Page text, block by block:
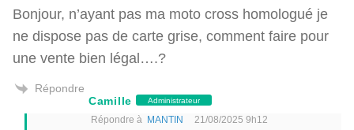
Bonjour, n’ayant pas ma moto cross homologué je
ne dispose pas de carte grise, comment faire pour
une vente bien légal….?
Répondre
Camille
Administrateur
Répondre à MANTIN 21/08/2025 9h12